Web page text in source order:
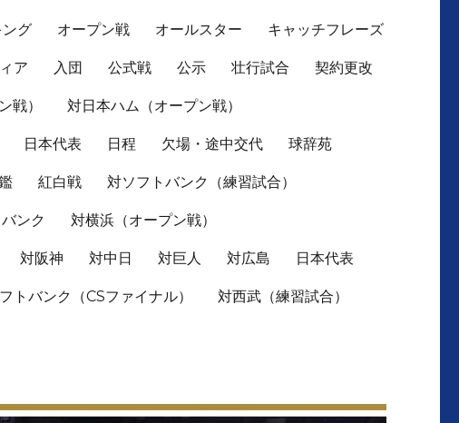
グ オープン戦 オールスター キャッチフレーズ
ア 入団 公式戦 公示 壮行試合 契約更改
戦） 対日本ハム（オープン戦）
日本代表 日程 欠場・途中交代 球辞苑
紅白戦 対ソフトバンク（練習試合）
ンク 対横浜（オープン戦）
対阪神 対中日 対巨人 対広島 日本代表
トバンク（CSファイナル） 対西武（練習試合）